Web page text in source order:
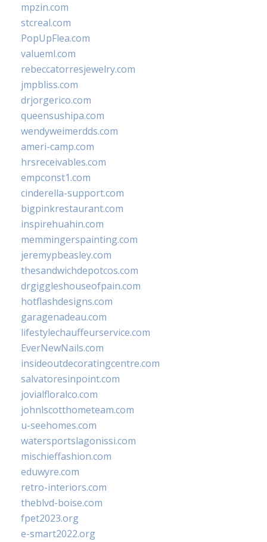
mpzin.com
stcreal.com
PopUpFlea.com
valueml.com
rebeccatorresjewelry.com
jmpbliss.com
drjorgerico.com
queensushipa.com
wendyweimerdds.com
ameri-camp.com
hrsreceivables.com
empconst1.com
cinderella-support.com
bigpinkrestaurant.com
inspirehuahin.com
memmingerspainting.com
jeremypbeasley.com
thesandwichdepotcos.com
drgiggleshouseofpain.com
hotflashdesigns.com
garagenadeau.com
lifestylechauffeurservice.com
EverNewNails.com
insideoutdecoratingcentre.com
salvatoresinpoint.com
jovialfloralco.com
johnlscotthometeam.com
u-seehomes.com
watersportslagonissi.com
mischieffashion.com
eduwyre.com
retro-interiors.com
theblvd-boise.com
fpet2023.org
e-smart2022.org